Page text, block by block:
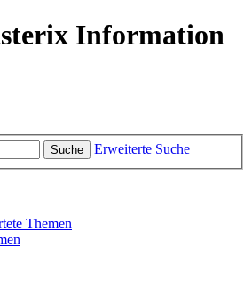
Information
Suche Erweiterte Suche
Themen